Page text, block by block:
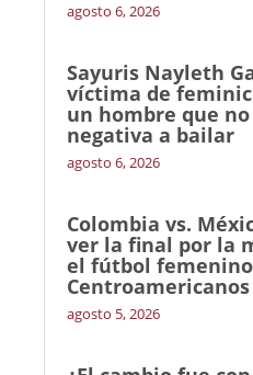
agosto 6, 2026
Sayuris Nayleth
víctima de
un hombre que
negativa a bailar
agosto 6, 2026
Colombia vs.
ver la final por la
el fútbol femenino
agosto 5, 2026